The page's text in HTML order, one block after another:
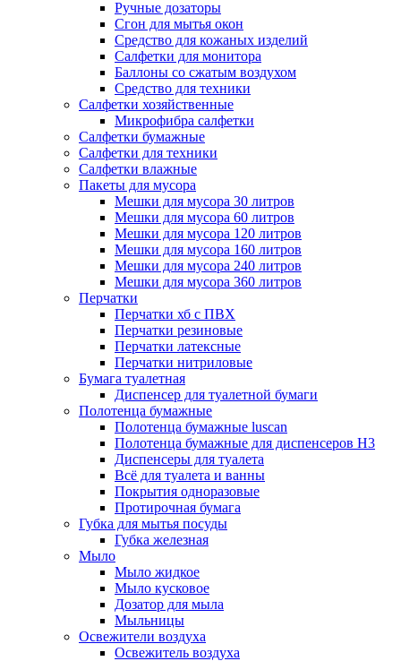
Ручные дозаторы
Сгон для мытья окон
Средство для кожаных изделий
Салфетки для монитора
Баллоны со сжатым воздухом
Средство для техники
Салфетки хозяйственные
Микрофибра салфетки
Салфетки бумажные
Салфетки для техники
Салфетки влажные
Пакеты для мусора
Мешки для мусора 30 литров
Мешки для мусора 60 литров
Мешки для мусора 120 литров
Мешки для мусора 160 литров
Мешки для мусора 240 литров
Мешки для мусора 360 литров
Перчатки
Перчатки хб с ПВХ
Перчатки резиновые
Перчатки латексные
Перчатки нитриловые
Бумага туалетная
Диспенсер для туалетной бумаги
Полотенца бумажные
Полотенца бумажные luscan
Полотенца бумажные для диспенсеров H3
Диспенсеры для туалета
Всё для туалета и ванны
Покрытия одноразовые
Протирочная бумага
Губка для мытья посуды
Губка железная
Мыло
Мыло жидкое
Мыло кусковое
Дозатор для мыла
Мыльницы
Освежители воздуха
Освежитель воздуха